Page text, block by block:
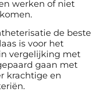
werken of niet
de beste
is voor het
vergelijking met
gaan met
krachtige en